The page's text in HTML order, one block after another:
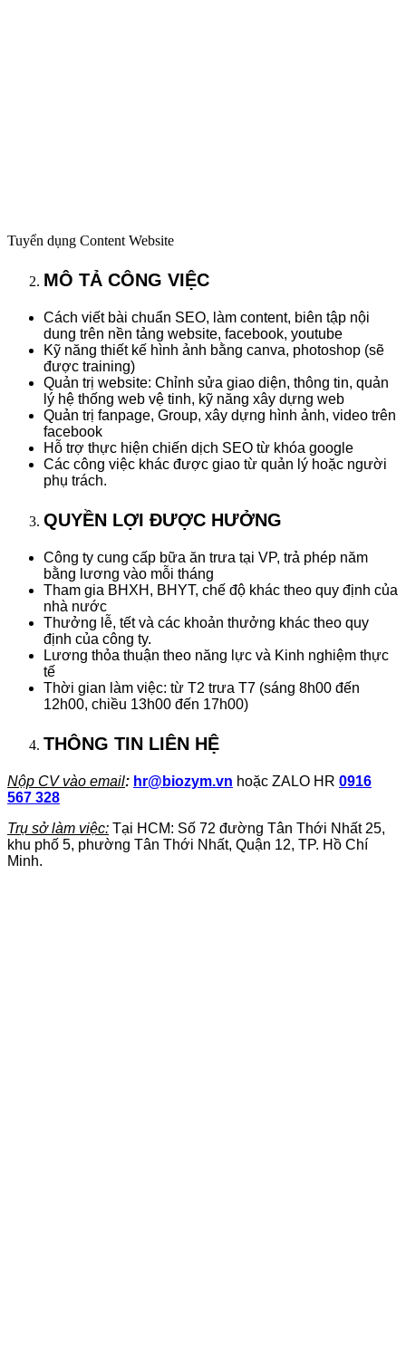
Tuyển dụng Content Website
MÔ TẢ CÔNG VIỆC
Cách viết bài chuẩn SEO, làm content, biên tập nội
dung trên nền tảng website, facebook, youtube
Kỹ năng thiết kế hình ảnh bằng canva, photoshop (sẽ
được training)
Quản trị website: Chỉnh sửa giao diện, thông tin, quản
lý hệ thống web vệ tinh, kỹ năng xây dựng web
Quản trị fanpage, Group, xây dựng hình ảnh, video trên
facebook
Hỗ trợ thực hiện chiến dịch SEO từ khóa google
Các công việc khác được giao từ quản lý hoặc người
phụ trách.
QUYỀN LỢI ĐƯỢC HƯỞNG
Công ty cung cấp bữa ăn trưa tại VP, trả phép năm
bằng lương vào mỗi tháng
Tham gia BHXH, BHYT, chế độ khác theo quy định của
nhà nước
Thưởng lễ, tết và các khoản thưởng khác theo quy
định của công ty.
Lương thỏa thuận theo năng lực và Kinh nghiệm thực
tế
Thời gian làm việc: từ T2 trưa T7 (sáng 8h00 đến
12h00, chiều 13h00 đến 17h00)
THÔNG TIN LIÊN HỆ
Nộp CV vào email: hr@biozym.vn hoặc ZALO HR 0916
567 328
Trụ sở làm việc: Tại HCM: Số 72 đường Tân Thới Nhất 25,
khu phố 5, phường Tân Thới Nhất, Quận 12, TP. Hồ Chí
Minh.